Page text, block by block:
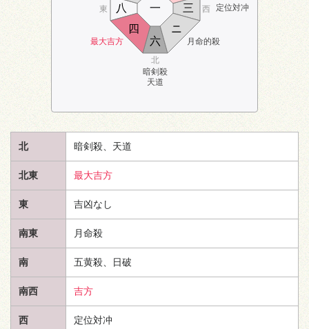
定位対冲
最大吉方
暗剣殺
天道
月命的殺
北
東 西
六
八
一
ニ
三
四
北 暗剣殺、 天道
北東 最大吉方
東 吉凶なし
南東 月命殺
南 五黄殺、日破
南西 吉方
西 定位対冲